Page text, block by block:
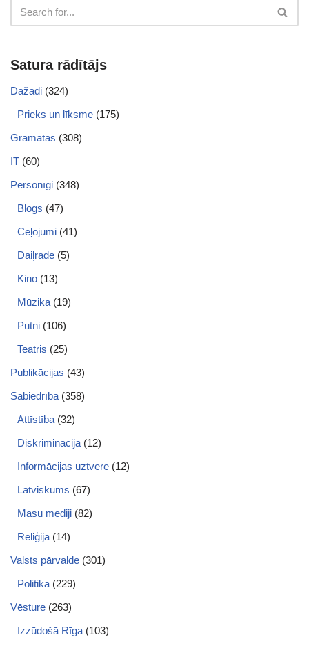
Satura rādītājs
Dažādi (324)
Prieks un līksme (175)
Grāmatas (308)
IT (60)
Personīgi (348)
Blogs (47)
Ceļojumi (41)
Daiļrade (5)
Kino (13)
Mūzika (19)
Putni (106)
Teātris (25)
Publikācijas (43)
Sabiedrība (358)
Attīstība (32)
Diskriminācija (12)
Informācijas uztvere (12)
Latviskums (67)
Masu mediji (82)
Reliģija (14)
Valsts pārvalde (301)
Politika (229)
Vēsture (263)
Izzūdošā Rīga (103)